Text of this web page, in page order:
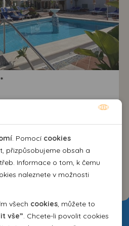
od 25 990,-
od 25 990,-
od 25 990,-
VÍCE INFORMACÍ
. Pomocí cookies
přizpůsobujeme obsah a
Informace o tom, k čemu
naleznete v možnosti
všech cookies , můžete to
vše” . Chcete-li povolit cookies
byla webová stránka
funkce jako navigace
sekcím webové stránky.
fungovat bez těchto